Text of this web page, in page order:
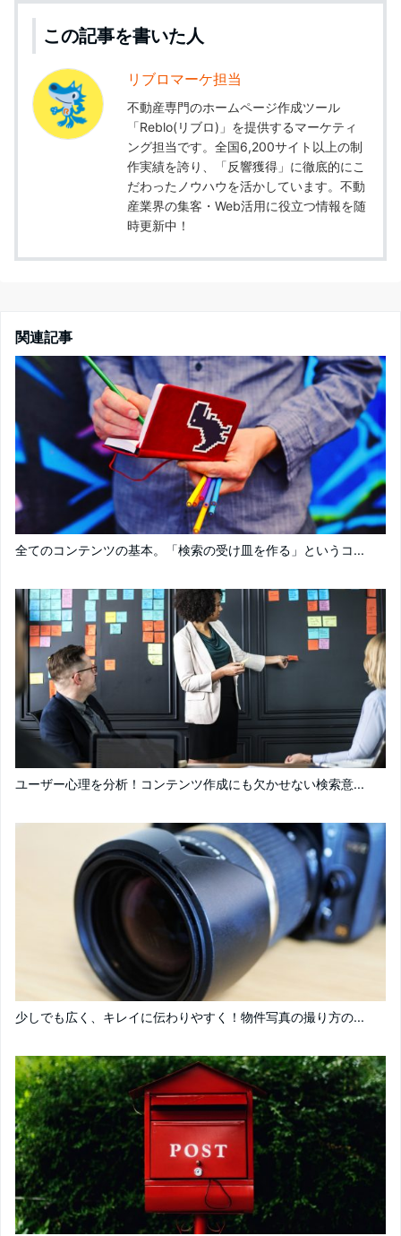
この記事を書いた人
リブロマーケ担当
不動産専門のホームページ作成ツール
「Reblo(リブロ)」を提供するマーケティ
ング担当です。全国6,200サイト以上の制
作実績を誇り、「反響獲得」に徹底的にこ
だわったノウハウを活かしています。不動
産業界の集客・Web活用に役立つ情報を随
時更新中！
関連記事
全てのコンテンツの基本。「検索の受け皿を作る」というコ...
ユーザー心理を分析！コンテンツ作成にも欠かせない検索意...
少しでも広く、キレイに伝わりやすく！物件写真の撮り方の...